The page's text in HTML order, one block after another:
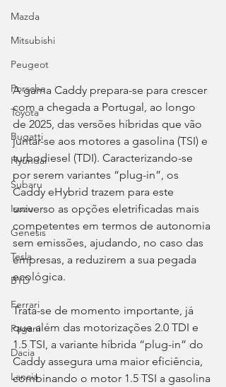
Mazda
Mitsubishi
Peugeot
Porsche
Toyota
Bugatti
Hyundai
Subaru
Isuzu
Genesis
Tesla
BYD
Ferrari
Pagani
Dacia
Lancia
A gama Caddy prepara-se para crescer
com a chegada a Portugal, ao longo
de 2025, das versões híbridas que vão
juntar-se aos motores a gasolina (TSI) e
turbodiesel (TDI). Caracterizando-se
por serem variantes “plug-in”, os
Caddy eHybrid trazem para este
universo as opções eletrificadas mais
competentes em termos de autonomia
sem emissões, ajudando, no caso das
empresas, a reduzirem a sua pegada
ecológica.
Trata-se de momento importante, já
que além das motorizações 2.0 TDI e
1.5 TSI, a variante híbrida “plug-in” do
Caddy assegura uma maior eficiência,
combinando o motor 1.5 TSI a gasolina